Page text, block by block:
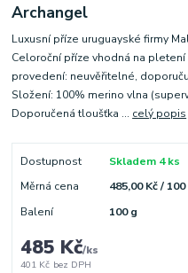
Archangel
Luxusní příze uruguayské firmy
Celoroční příze vhodná na pletení
provedení: neuvěřitelné,
Složení: 100% merino vlna
Doporučená tloušťka ... celý popis
Dostupnost
Skladem 4 ks
Měrná cena
485,00 Kč / 100
Balení
100 g
485 Kč/ks
401 Kč bez DPH